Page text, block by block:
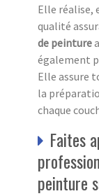
Elle réalise,
qualité
de peinture
également
Elle assure
la
chaque
Faites
peinture